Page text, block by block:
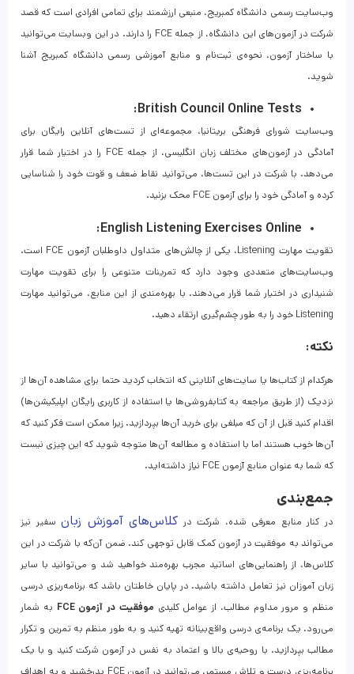
وب‌سایت رسمی دانشگاه کمبریج، منبعی ارزشمند برای تمامی افرادی است که قصد
شرکت در آزمون‌های این دانشگاه، از جمله FCE را دارند. در این وبسایت می‌توانید
با ساختار آزمون، نحوه‌ی ثبت‌نام و منابع آموزشی رسمی دانشگاه کمبریج آشنا
شوید.
British Council Online Tests:
وب‌سایت شورای فرهنگی بریتانیا، مجموعه‌ای از تست‌های آنلاین رایگان برای
آمادگی در آزمون‌های مختلف زبان انگلیسی، از جمله FCE را در اختیار شما قرار
می‌دهد. با شرکت در این تست‌ها، می‌توانید نقاط ضعف و قوت خود را شناسایی
کرده و آمادگی خود را برای آزمون FCE محک بزنید.
English Listening Exercises Online:
تقویت مهارت Listening، یکی از چالش‌های متداول داوطلبان آزمون FCE است.
وب‌سایت‌های متعددی وجود دارد که تمرینات متنوعی را برای تقویت مهارت
شنیداری در اختیار شما قرار می‌دهند. با بهره‌مندی از این منابع، می‌توانید مهارت
Listening خود را به طور چشم‌گیری ارتقاء دهید.
نکته:
هرکدام از کتاب‌ها یا سایت‌های آنلاینی که انتخاب کردید حتما برای مشاهده آن‌ها از
نزدیک (از طریق مراجعه به کتابفروشی‌ها یا استفاده از کاربری رایگان اپلیکیشن‌ها)
اقدام کنید قبل از آن که مبلغی برای خرید آن‌ها بپردازید. زیرا ممکن است فکر کنید که
آن‌ها خوب هستند اما با استفاده و مطالعه آن‌ها متوجه شوید که این چیزی نیست
که شما به عنوان منابع آزمون FCE نیاز داشته‌اید.
جمع‌بندی
در کنار منابع معرفی شده، شرکت در کلاس‌های آموزش زبانسفیر نیز
می‌تواند به موفقیت در آزمون کمک قابل توجهی کند. ضمن آن‌که با شرکت در این
کلاس‌ها، از راهنمایی‌های اساتید مجرب بهره‌مند خواهید شد و می‌توانید با سایر
زبان آموزان نیز تعامل داشته باشید. در پایان خاطتان باشد که برنامه‌ریزی درسی
منظم و مرور مداوم مطالب، از عوامل کلیدی موفقیت در آزمون FCE
به شمار
می‌رود. یک برنامه‌ی درسی واقع‌بینانه تهیه کنید و به طور منظم به تمرین و تکرار
مطالب بپردازید. با روحیه‌ی بالا و اعتماد به نفس در آزمون شرکت کنید و با یک
برنامه‌ریزی درست و تلاش مستمر، می‌توانید در آزمون FCE بدرخشید و به اهداف